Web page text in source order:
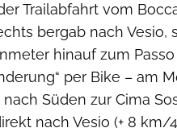
Trailabfahrt vom
bergab nach Vesio,
hinauf zum Passo
per Bike – am
Süden zur Cima
nach Vesio (+ 8 km/